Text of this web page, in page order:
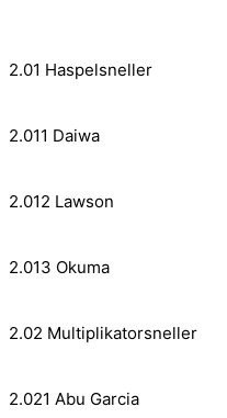
2.01 Haspelsneller
2.011 Daiwa
2.012 Lawson
2.013 Okuma
2.02 Multiplikatorsneller
2.021 Abu Garcia